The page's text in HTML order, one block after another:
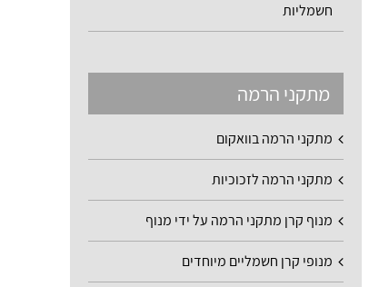
חשמליות
מתקני הרמה
מתקני הרמה בוואקום
מתקני הרמה לזכוכיות
מנוף קרן מתקני הרמה על ידי מנוף
מנופי קרן חשמליים מיוחדים